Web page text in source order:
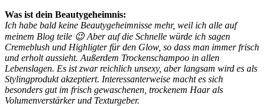
Was ist dein Beautygeheimnis:
Ich habe bald keine Beautygeheimnisse mehr, weil ich alle auf
meinem Blog teile 😉 Aber auf die Schnelle würde ich sagen
Cremeblush und Highligter für den Glow, so dass man immer frisch
und erholt aussieht. Außerdem Trockenschampoo in allen
Lebenslagen. Es ist zwar reichlich unsexy, aber langsam wird es als
Stylingprodukt akzeptiert. Interessanterweise macht es sich
besonders gut im frisch gewaschenen, trockenem Haar als
Volumenverstärker und Texturgeber.